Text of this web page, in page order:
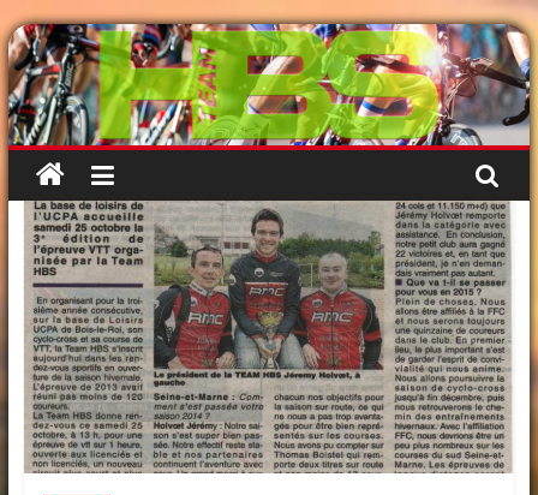
Passer
au
contenu